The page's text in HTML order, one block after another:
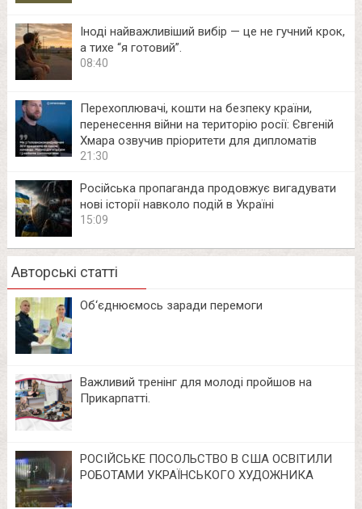
Іноді найважливіший вибір — це не гучний крок,
а тихе “я готовий”.
08:40
Перехоплювачі, кошти на безпеку країни,
перенесення війни на територію росії: Євгеній
Хмара озвучив пріоритети для дипломатів
21:30
Російська пропаганда продовжує вигадувати
нові історії навколо подій в Україні
15:09
Авторські статті
Об‘єднюємось заради перемоги
Важливий тренінг для молоді пройшов на
Прикарпатті.
РОСІЙСЬКЕ ПОСОЛЬСТВО В США ОСВІТИЛИ
РОБОТАМИ УКРАЇНСЬКОГО ХУДОЖНИКА